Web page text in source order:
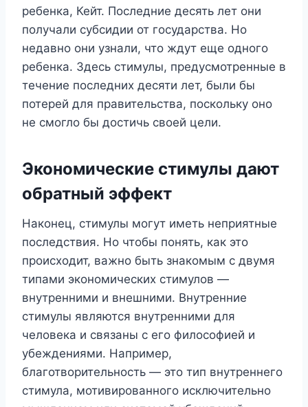
ребенка, Кейт. Последние десять лет они
получали субсидии от государства. Но
недавно они узнали, что ждут еще одного
ребенка. Здесь стимулы, предусмотренные в
течение последних десяти лет, были бы
потерей для правительства, поскольку оно
не смогло бы достичь своей цели.
Экономические стимулы дают
обратный эффект
Наконец, стимулы могут иметь неприятные
последствия. Но чтобы понять, как это
происходит, важно быть знакомым с двумя
типами экономических стимулов —
внутренними и внешними. Внутренние
стимулы являются внутренними для
человека и связаны с его философией и
убеждениями. Например,
благотворительность — это тип внутреннего
стимула, мотивированного исключительно